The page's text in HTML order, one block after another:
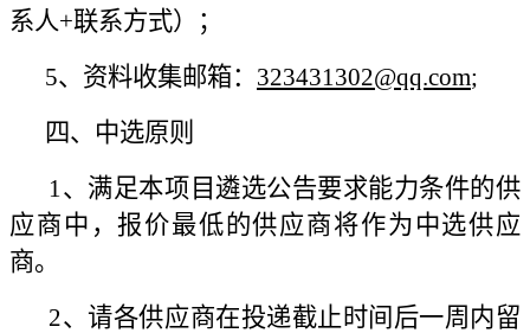
系人+联系方式）；
5、资料收集邮箱： 323431302@qq.com;
四、中选原则
1、满足本项目遴选公告要求能力条件的供
应商中，报价最低的供应商将作为中选供应
商。
2、请各供应商在投递截止时间后一周内留